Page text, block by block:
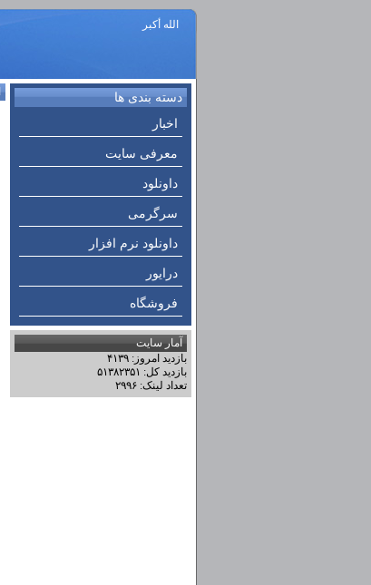
الله أكبر
دسته بندی ها
اخبار
معرفی سایت
داونلود
سرگرمی
داونلود نرم افزار
درایور
فروشگاه
آمار سایت
بازدید امروز: ۴۱۳۹
بازدید کل: ۵۱۳۸۲۳۵۱
تعداد لینک: ۲۹۹۶